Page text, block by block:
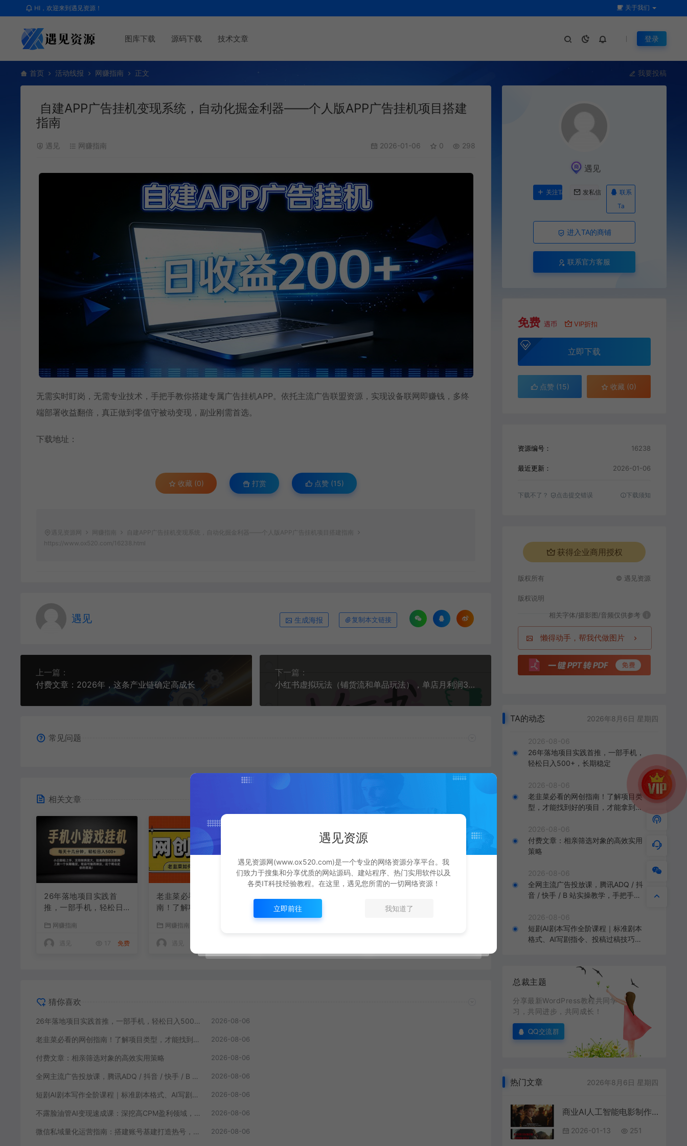
HI，欢迎来到遇见资源！ 关于我们
图库下载 源码下载 技术文章 登录
首页 活动线报 网赚指南 正文 我要投稿
自建APP广告挂机变现系统，自动化掘金利器——个人版APP广告挂机项目搭建
指南
遇见 网赚指南 2026-01-06 0 298
无需实时盯岗，无需专业技术，手把手教你搭建专属广告挂机APP。依托主流广告联盟资源，实现设备联网即赚钱，多终
端部署收益翻倍，真正做到零值守被动变现，副业刚需首选。
下载地址：
收藏 (0) 打赏 点赞 (15)
遇见资源网 网赚指南
自建APP广告挂机变现系统，自动化掘金利器——个人版APP广告挂机项目搭建指南
https://www.ox520.com/16238.html
遇见 生成海报 复制本文链接
上一篇：
付费文章：2026年，这条产业链确定高成长
下一篇：
小红书虚拟玩法（铺货流和单品玩法），单店月利润3000+，IP打法+原创商品（0违规）
常见问题
相关文章
26年落地项目实践首
推，一部手机，轻松日
网赚指南
遇见 17 免费
老韭菜必看的网创指
南！了解项目类型，才
拿到想要的结果
网赚指南
遇见
象的高效实用策略
腾讯ADQ / 抖音 / 快手 /
猜你喜欢
26年落地项目实践首推，一部手机，轻松日入500+，长期稳定 2026-08-06
老韭菜必看的网创指南！了解项目类型，才能找到好的项目，才能拿到想要的结果 2026-08-06
付费文章：相亲筛选对象的高效实用策略 2026-08-06
全网主流广告投放课，腾讯ADQ / 抖音 / 快手 / B 站实操教学，手把手教投手赚钱变现，全套变现拆解稳定出单 2026-08-06
短剧AI剧本写作全阶课程｜标准剧本格式、AI写剧指令、投稿过稿技巧、网文改编、主线剧情把控、审稿避坑全套实操教学 2026-08-06
不露脸油管AI变现速成课：深挖高CPM盈利领域，零出镜打造YouTube稳定收益账号 2026-08-06
微信私域量化运营指南：搭建账号基建打造热号，脱敏风控规避运营各类高危风险 2026-08-06
遇见
关注Ta 发私信
联系
Ta
进入TA的商铺
联系官方客服
免费 遇币 VIP折扣
立即下载
点赞 (15) 收藏 (0)
资源编号： 16238
最近更新： 2026-01-06
下载不了？ 点击提交错误 下载须知
获得企业商用授权
版权所有 © 遇见资源
版权说明
相关字体/摄影图/音频仅供参考 i
懒得动手，帮我代做图片
TA的动态 2026年8月6日 星期四
2026-08-06
26年落地项目实践首推，一部手机，
轻松日入500+，长期稳定
2026-08-06
老韭菜必看的网创指南！了解项目类
型，才能找到好的项目，才能拿到想
2026-08-06
付费文章：相亲筛选对象的高效实用
策略
2026-08-06
全网主流广告投放课，腾讯ADQ / 抖
音 / 快手 / B 站实操教学，手把手教
单
2026-08-06
短剧AI剧本写作全阶课程｜标准剧本
格式、AI写剧指令、投稿过稿技巧、
总裁主题
分享最新WordPress教程共同学
习，共同进步，共同成长！
QQ交流群
热门文章 2026年8月6日 星期四
商业AI人工智能电影制作的艺术完整指南教程，从创意到成片，打造盈利级影视项目
2026-01-13 251
遇见资源
遇见资源网(www.ox520.com)是一个专业的网络资源分享平台。我
们致力于搜集和分享优质的网站源码、建站程序、热门实用软件以及
各类IT科技经验教程。在这里，遇见您所需的一切网络资源！
立即前往 我知道了